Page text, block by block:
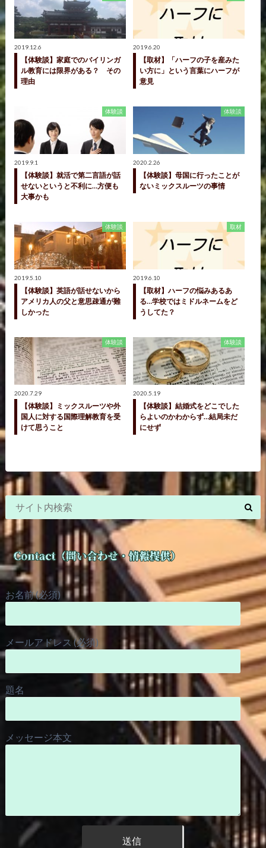
2019.12.6
【体験談】家庭でのバイリンガ
ル教育には限界がある？ その
理由
2019.6.20
【取材】「ハーフの子を産みた
い方に」という言葉にハーフが
意見
体験談
2019.9.1
【体験談】就活で第二言語が話
せないというと不利に…方便も
大事かも
体験談
2020.2.26
【体験談】母国に行ったことが
ないミックスルーツの事情
体験談
2019.5.10
【体験談】英語が話せないから
アメリカ人の父と意思疎通が難
しかった
取材
2019.6.10
【取材】ハーフの悩みあるあ
る…学校ではミドルネームをど
うしてた？
体験談
2020.7.29
【体験談】ミックスルーツや外
国人に対する国際理解教育を受
けて思うこと
体験談
2020.5.19
【体験談】結婚式をどこでした
らよいのかわからず…結局未だ
にせず
お名前 (必須)
メールアドレス (必須)
題名
メッセージ本文